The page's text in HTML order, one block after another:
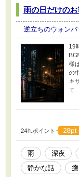
雨の日だけの
逆立ちのウォンバ
19
様
の
キ
て
逃
24h.ポイント 28pt
雨 深夜
静かな話